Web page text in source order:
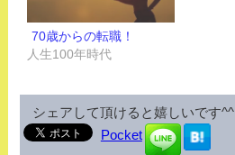
70歳からの転職！
人生100年時代
シェアして頂けると嬉しいです^^
Pocket